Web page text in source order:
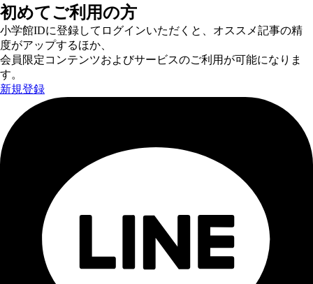
初めてご利用の方
小学館IDに登録してログインいただくと、オススメ記事の精
度がアップするほか、
会員限定コンテンツおよびサービスのご利用が可能になりま
す。
新規登録